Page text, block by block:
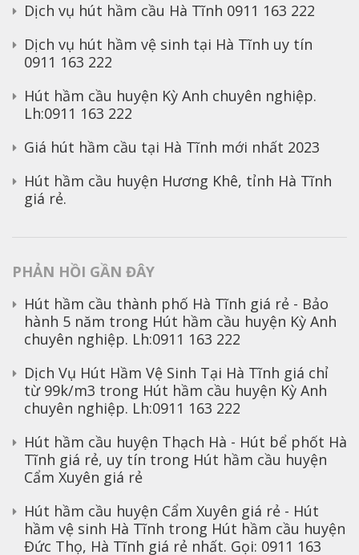
Dịch vụ hút hầm cầu Hà Tĩnh 0911 163 222
Dịch vụ hút hầm vệ sinh tại Hà Tĩnh uy tín
0911 163 222
Hút hầm cầu huyện Kỳ Anh chuyên nghiệp.
Lh:0911 163 222
Giá hút hầm cầu tại Hà Tĩnh mới nhất 2023
Hút hầm cầu huyện Hương Khê, tỉnh Hà Tĩnh
giá rẻ.
PHẢN HỒI GẦN ĐÂY
Hút hầm cầu thành phố Hà Tĩnh giá rẻ - Bảo
hành 5 năm trong Hút hầm cầu huyện Kỳ Anh
chuyên nghiệp. Lh:0911 163 222
Dịch Vụ Hút Hầm Vệ Sinh Tại Hà Tĩnh giá chỉ
từ 99k/m3 trong Hút hầm cầu huyện Kỳ Anh
chuyên nghiệp. Lh:0911 163 222
Hút hầm cầu huyện Thạch Hà - Hút bể phốt Hà
Tĩnh giá rẻ, uy tín trong Hút hầm cầu huyện
Cẩm Xuyên giá rẻ
Hút hầm cầu huyện Cẩm Xuyên giá rẻ - Hút
hầm vệ sinh Hà Tĩnh trong Hút hầm cầu huyện
Đức Thọ, Hà Tĩnh giá rẻ nhất. Gọi: 0911 163